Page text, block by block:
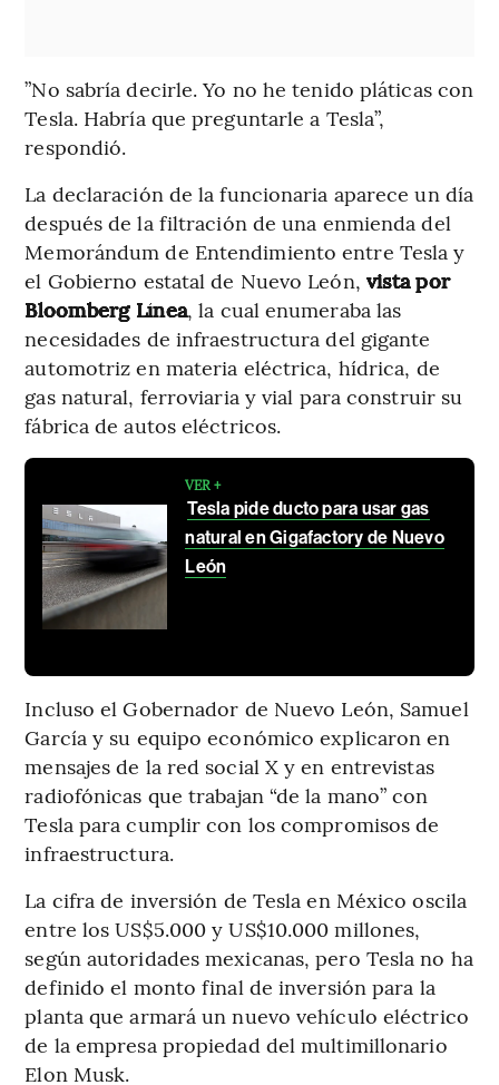
”No sabría decirle. Yo no he tenido pláticas con
Tesla. Habría que preguntarle a Tesla”,
respondió.
La declaración de la funcionaria aparece un día
después de la filtración de una enmienda del
Memorándum de Entendimiento entre Tesla y
el Gobierno estatal de Nuevo León, vista por
Bloomberg Línea, la cual enumeraba las
necesidades de infraestructura del gigante
automotriz en materia eléctrica, hídrica, de
gas natural, ferroviaria y vial para construir su
fábrica de autos eléctricos.
VER +
Tesla pide ducto para usar gas
natural en Gigafactory de Nuevo
León
Incluso el Gobernador de Nuevo León, Samuel
García y su equipo económico explicaron en
mensajes de la red social X y en entrevistas
radiofónicas que trabajan “de la mano” con
Tesla para cumplir con los compromisos de
infraestructura.
La cifra de inversión de Tesla en México oscila
entre los US$5.000 y US$10.000 millones,
según autoridades mexicanas, pero Tesla no ha
definido el monto final de inversión para la
planta que armará un nuevo vehículo eléctrico
de la empresa propiedad del multimillonario
Elon Musk.